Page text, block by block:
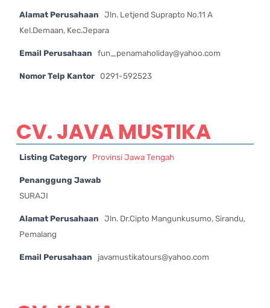
Alamat Perusahaan
Jln. Letjend Suprapto No.11 A
Kel.Demaan, Kec.Jepara
Email Perusahaan fun_penamaholiday@yahoo.com
Nomor Telp Kantor 0291-592523
CV. JAVA MUSTIKA
Listing Category Provinsi Jawa Tengah
Penanggung Jawab
SURAJI
Alamat Perusahaan
Jln. Dr.Cipto Mangunkusumo, Sirandu,
Pemalang
Email Perusahaan javamustikatours@yahoo.com